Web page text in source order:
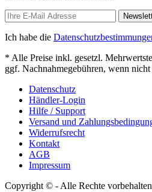
Ich habe die
* Alle Preise inkl. gesetzl.
ggf. Nachnahmegebühren, wenn nicht
Datenschutz
Händler-Login
Hilfe / Support
Versand und
Widerrufsrecht
Kontakt
AGB
Impressum
Copyright © - Alle Rechte vorbehalten